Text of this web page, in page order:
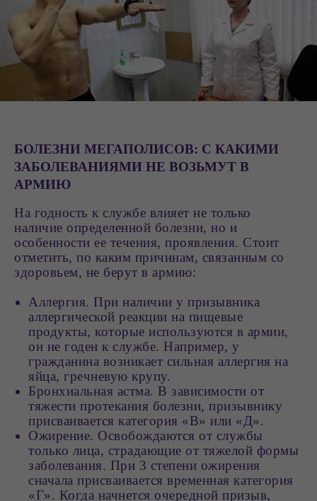
БОЛЕЗНИ МЕГАПОЛИСОВ: С КАКИМИ
ЗАБОЛЕВАНИЯМИ НЕ ВОЗЬМУТ В
АРМИЮ
На годность к службе влияет не только
наличие определенной болезни, но и
особенности ее течения, проявления. Стоит
отметить, по каким причинам, связанным со
здоровьем, не берут в армию:
Аллергия. При наличии у призывника
аллергической реакции на пищевые
продукты, которые используются в армии,
он не годен к службе. Например, у
гражданина возникает сильная аллергия на
яйца, гречневую крупу.
Бронхиальная астма. В зависимости от
тяжести протекания болезни, призывнику
присваивается категория «В» или «Д».
Ожирение. Освобождаются от службы
только лица, страдающие от тяжелой формы
заболевания. При 3 степени ожирения
сначала присваивается временная категория
«Г». Когда начнется очередной призыв,